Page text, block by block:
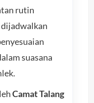
rutin
suasana
Camat Talang